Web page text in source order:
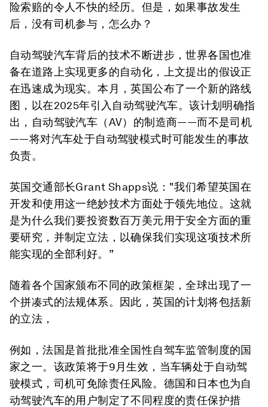
险索赔的令人不快的经历。但是，如果事故发生
后，没有司机参与，怎么办？
自动驾驶汽车背后的技术不断进步，世界各国也准
备在道路上实现更多的自动化，上文提出的假设正
在迅速成为现实。本月，英国公布了一个新的路线
图，以在2025年引入自动驾驶汽车。该计划明确指
出，自动驾驶汽车（AV）的制造商——而不是司机
——将对汽车处于自动驾驶模式时可能发生的事故
负责。
英国交通部长Grant Shapps说："我们希望英国在
开发和使用这一绝妙技术方面处于领先地位。这就
是为什么我们要投资数百万美元用于安全方面的重
要研究，并制定立法，以确保我们实现这项技术所
能实现的全部利好。”
随着各个国家颁布不同的政策框架，全球出现了一
个拼凑式的法规体系。因此，英国的计划将包括新
的立法，
例如，法国是首批批准全国性自驾车监管制度的国
家之一。该政策将于9月生效，当车辆处于自动驾
驶模式，司机可免除责任风险。德国和日本也为自
动驾驶汽车的用户制定了不同程度的责任保护措